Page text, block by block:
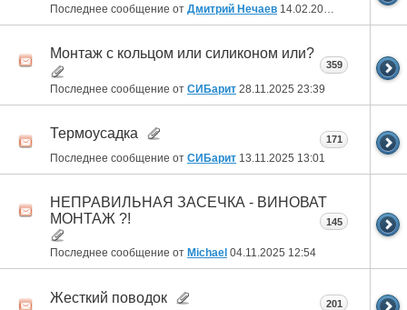
Последнее сообщение от Дмитрий Нечаев 14.02.2026
Монтаж с кольцом или силиконом или?
Последнее сообщение от СИБарит 28.11.2025 23:39
359
Термоусадка
Последнее сообщение от СИБарит 13.11.2025 13:01
171
НЕПРАВИЛЬНАЯ ЗАСЕЧКА - ВИНОВАТ
МОНТАЖ ?!
Последнее сообщение от Michael 04.11.2025 12:54
145
Жесткий поводок 201